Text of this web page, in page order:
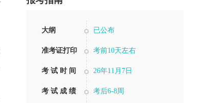
大纲 已公布
准考证打印 考前10天左右
考 试 时 间 26年11月7日
考 试 成 绩 考后6-8周